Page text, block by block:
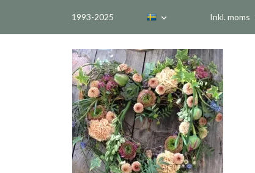
1993-2025 Inkl. moms